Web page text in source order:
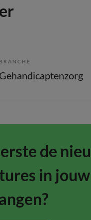
BRANCHE
Gehandicaptenzorg
de
in